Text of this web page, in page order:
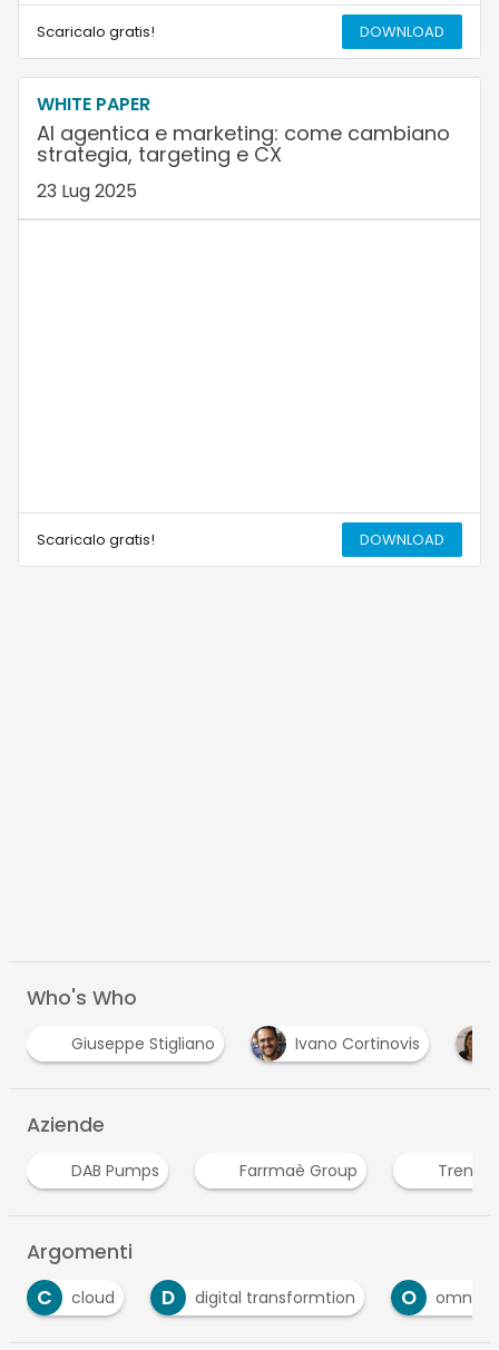
Scaricalo gratis! DOWNLOAD
WHITE PAPER
AI agentica e marketing: come cambiano
strategia, targeting e CX
23 Lug 2025
Scaricalo gratis! DOWNLOAD
Who's Who
Ivano Cortinovis Sabrina Pesarini
Aziende
Farrmaè Group Trentino Marketing
Argomenti
D
digital transformtion O omnicanalità R